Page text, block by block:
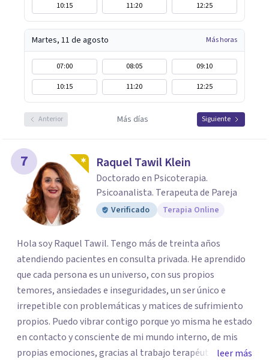
10:15
11:20 12:25
Martes, 11 de agosto Más horas
07:00 08:05
09:10
10:15
11:20 12:25
Anterior Más días Siguiente
7 Raquel Tawil Klein
Doctorado en Psicoterapia.
Psicoanalista. Terapeuta de Pareja
Verificado Terapia Online
Hola soy Raquel Tawil. Tengo más de treinta años
atendiendo pacientes en consulta privada. He aprendido
que cada persona es un universo, con sus propios
temores, ansiedades e inseguridades, un ser único e
irrepetible con problemáticas y matices de sufrimiento
propios. Puedo vibrar contigo porque yo misma he estado
en contacto y consciente de mi mundo interno, de mis
propias emociones, gracias al trabajo terapéutico que he
leer más